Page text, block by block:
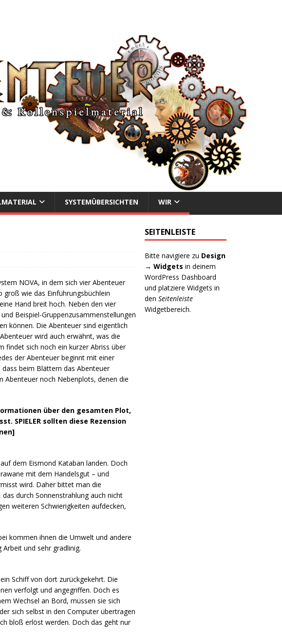
SYSTEMÜBERSICHTEN WIR
NOVA, in dem sich vier Abenteuer
wie das Einführungsbüchlein
Hand breit hoch. Neben den vier
Beispiel-Gruppenzusammenstellungen
können. Die Abenteuer sind eigentlich
wird auch erwähnt, was die
findet sich noch ein kurzer Abriss über
der Abenteuer beginnt mit einer
beim Blättern das Abenteuer
Abenteuer noch Nebenplots, denen die
über den gesamten Plot,
SPIELER sollten diese Rezension
dem Eismond Kataban landen. Doch
mit dem Handelsgut – und
wird. Daher bittet man die
durch Sonnenstrahlung auch nicht
weiteren Schwierigkeiten aufdecken,
kommen ihnen die Umwelt und andere
und sehr gradlinig.
Schiff von dort zurückgekehrt. Die
verfolgt und angegriffen. Doch es
Wechsel an Bord, müssen sie sich
sich selbst in den Computer übertragen
bloß erlöst werden. Doch das geht nur
SEITENLEISTE
Bitte navigiere zu Design
→ Widgets in deinem
WordPress Dashboard
und platziere Widgets in
denSeitenleiste
Widgetbereich.